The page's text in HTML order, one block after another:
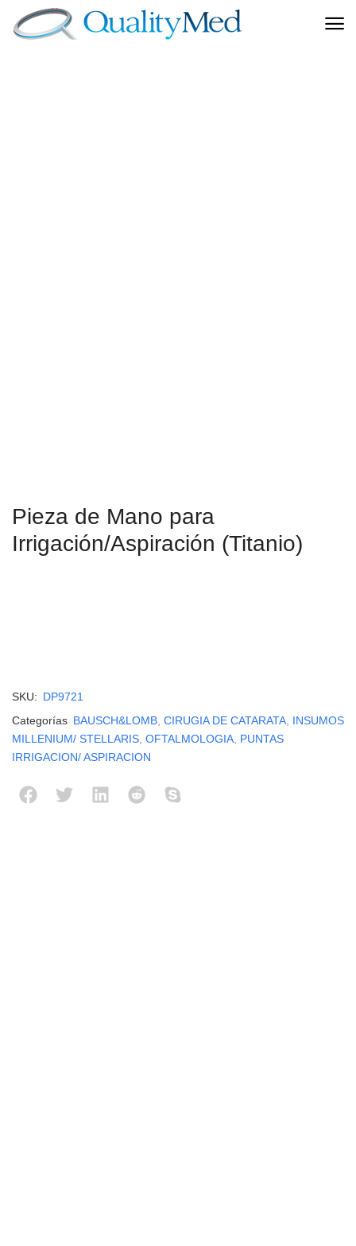
Pieza de Mano para
Irrigación/Aspiración (Titanio)
SKU: DP9721
Categorías BAUSCH&LOMB CIRUGIA DE CATARATA INSUMOS
MILLENIUM/ STELLARIS OFTALMOLOGIA PUNTAS
IRRIGACION/ ASPIRACION